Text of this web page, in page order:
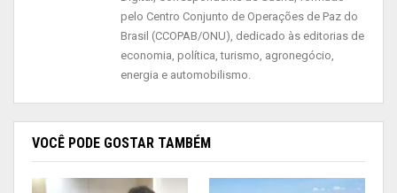
pelo Centro Conjunto de Operações de Paz do
Brasil (CCOPAB/ONU), dedicado às editorias de
economia, política, turismo, agronegócio,
energia e automobilismo.
VOCÊ PODE GOSTAR TAMBÉM